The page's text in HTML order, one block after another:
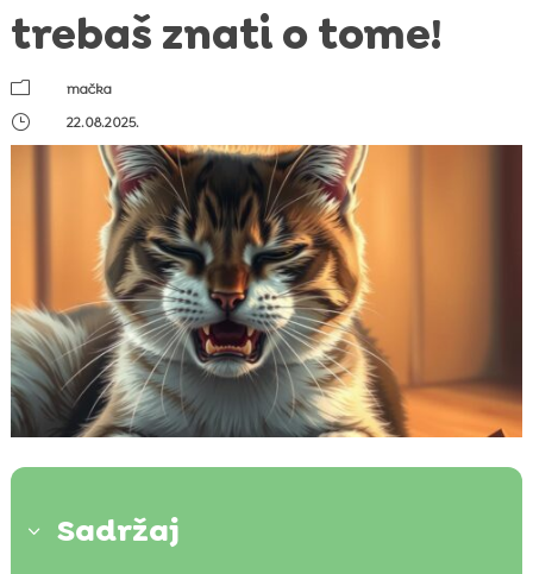
trebaš znati o tome!
m
mačka
}
22.08.2025.
3 Sadržaj